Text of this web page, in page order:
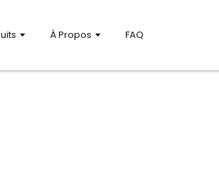
À Propos FAQ